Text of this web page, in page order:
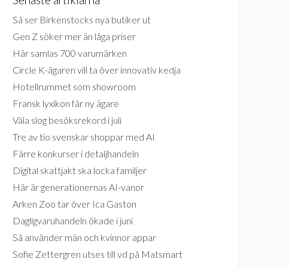
Så ser Birkenstocks nya butiker ut
Gen Z söker mer än låga priser
Här samlas 700 varumärken
Circle K-ägaren vill ta över innovativ kedja
Hotellrummet som showroom
Fransk lyxikon får ny ägare
Väla slog besöksrekord i juli
Tre av tio svenskar shoppar med AI
Färre konkurser i detaljhandeln
Digital skattjakt ska locka familjer
Här är generationernas AI-vanor
Arken Zoo tar över Ica Gaston
Dagligvaruhandeln ökade i juni
Så använder män och kvinnor appar
Sofie Zettergren utses till vd på Matsmart